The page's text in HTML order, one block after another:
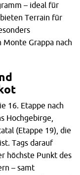
– ideal für
Terrain für
Grappa nach
16. Etappe nach
Hochgebirge,
(Etappe 19), die
Tags darauf
höchste Punkt des
– samt